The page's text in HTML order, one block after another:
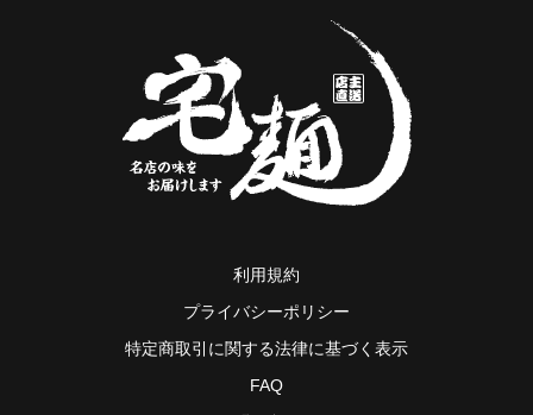
利用規約
プライバシーポリシー
特定商取引に関する法律に基づく表示
FAQ